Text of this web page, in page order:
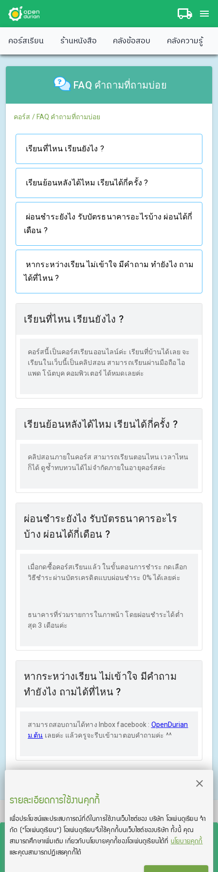
คอร์สเรียน ร้านหนังสือ คลังข้อสอบ คลังความรู้
FAQ คำถามที่ถามบ่อย
คอร์ส / FAQ คำถามที่ถามบ่อย
เรียนที่ไหน เรียนยังไง ?
เรียนย้อนหลังได้ไหม เรียนได้กี่ครั้ง ?
ผ่อนชำระยังไง รับบัตรธนาคารอะไรบ้าง ผ่อนได้กี่
เดือน ?
หากระหว่างเรียน ไม่เข้าใจ มีคำถาม ทำยังไง ถาม
ได้ที่ไหน ?
เรียนที่ไหน เรียนยังไง ?
คอร์สนี้เป็นคอร์สเรียนออนไลน์ค่ะ เรียนที่บ้านได้เลย จะ
เรียนในเว็บนี้เป็นคลิปสอน สามารถเรียนผ่านมือถือ ไอ
แพด โน้ตบุค คอมพิวเตอร์ ได้หมดเลยค่ะ
เรียนย้อนหลังได้ไหม เรียนได้กี่ครั้ง ?
คลิปสอนภายในคอร์ส สามารถเรียนตอนไหน เวลาไหน
ก็ได้ ดูซ้ำทบทวนได้ไม่จำกัดภายในอายุคอร์สค่ะ
ผ่อนชำระยังไง รับบัตรธนาคารอะไร
บ้าง ผ่อนได้กี่เดือน ?
เมื่อกดซื้อคอร์สเรียนแล้ว ในขั้นตอนการชำระ กดเลือก
วิธีชำระผ่านบัตรเครดิตแบบผ่อนชำระ 0% ได้เลยค่ะ
ธนาคารที่ร่วมรายการในภาพน้า โดยผ่อนชำระได้ต่ำ
สุด 3 เดือนค่ะ
หากระหว่างเรียน ไม่เข้าใจ มีคำถาม
ทำยังไง ถามได้ที่ไหน ?
สามารถสอบถามได้ทาง Inbox facebook : OpenDurian
ม.ต้น เลยค่ะ แล้วครูจะรีบเข้ามาตอบคำถามค่ะ ^^
รายละเอียดการใช้งานคุกกี้
เพื่อประโยชน์และประสบการณ์ที่ดีในการใช้งานเว็บไซต์ของ บริษัท โอเพ่นดูเรียน จํา
กัด (“โอเพ่นดูเรียน”)โอเพ่นดูเรียนจึงใช้คุกกี้บนเว็บไซต์ของบริษัท ทั้งนี้ คุณ
สามารถศึกษาเพิ่มเติม เกี่ยวกับนโยบายคุกกี้ของโอเพ่นดูเรียนได้ที่นโยบายคุกกี้
และคุณสามารถปฏิเสธคุกกี้ได้
TOEIC® and TOEFL® are registered trademarks of Educational Testing Service
(ETS). This product is not endorsed or approved by ETS.
สงวนลิขสิทธิ์โดย บริษัท โอเพ่นดูเรียน จำกัด 2026 —